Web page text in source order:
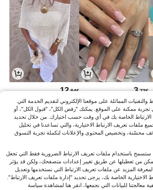
3.73€
12.84€
المماثلة على موقعنا الإلكتروني لتقديم الخدمة التي
تجربة ممكنة على الموقع. يمكنك "رفض الكل"، "قبول الكل"، أو
الارتباط الخاصة بك في أي وقت حسب اختيارك. من خلال تحديد
ملفات تعريف الارتباط الاختيارية، والتي تساعدنا في تحليل
محسّنة، وتخصيص المحتوى والإعلانات لتكملة تجربة التسوق
باستخدام ملفات تعريف الارتباط الضرورية فقط التي تجعل
من تعطيلها عن طريق تغيير إعدادات متصفحك، ولكن قد يؤثر
المزيد عن ملفات تعريف الارتباط التي نستخدمها وتعديل
الاختيارية الخاصة بك، يرجى تحديد "إدارة ملفات تعريف الارتباط".
معالجتنا للبيانات التي نجمعها، انقر هنا لمشاهدة سياسة